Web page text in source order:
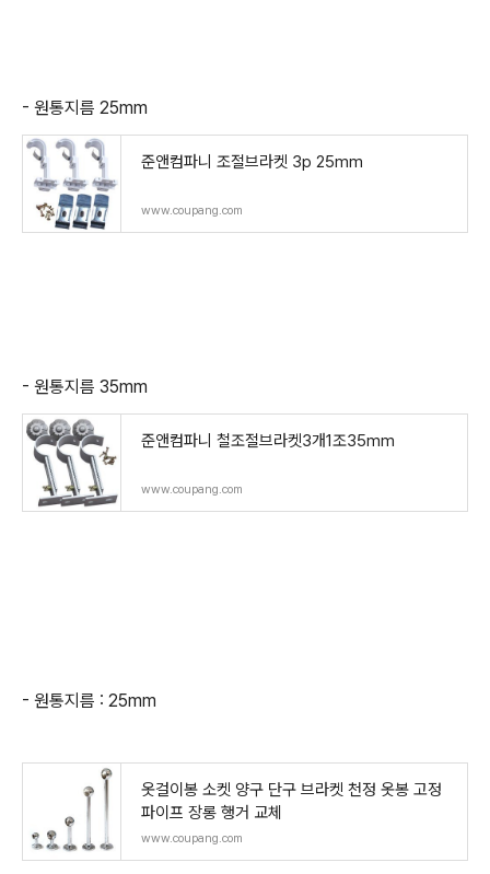
- 원통지름 25mm
준앤컴파니 조절브라켓 3p 25mm
www.coupang.com
- 원통지름 35mm
준앤컴파니 철조절브라켓3개1조35mm
www.coupang.com
- 원통지름 : 25mm
옷걸이봉 소켓 양구 단구 브라켓 천정 옷봉 고정
파이프 장롱 행거 교체
www.coupang.com